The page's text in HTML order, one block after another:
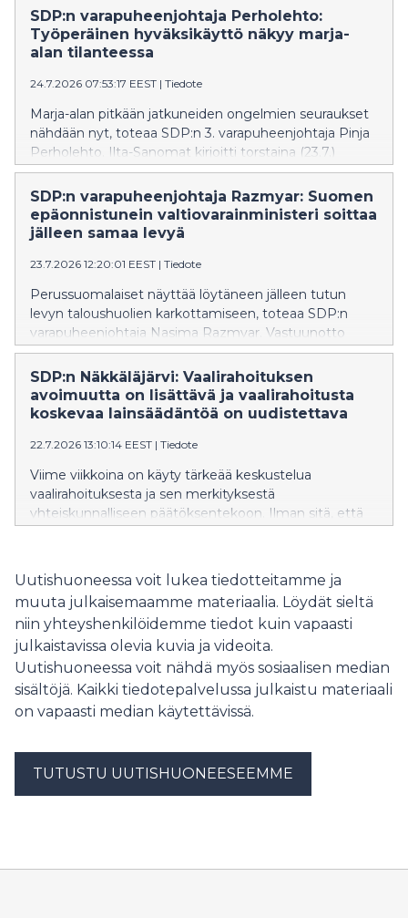
muistuttaa, että luonnonvarojen ylikulutus kiihdyttää
ilmastonmuutosta ja ilmastonmuutos puolestaan lisää
sään ääri-ilmiöitä.
SDP:n varapuheenjohtaja Perholehto:
Työperäinen hyväksikäyttö näkyy marja-
alan tilanteessa
24.7.2026 07:53:17 EEST | Tiedote
Marja-alan pitkään jatkuneiden ongelmien seuraukset
nähdään nyt, toteaa SDP:n 3. varapuheenjohtaja Pinja
Perholehto. Ilta-Sanomat kirjoitti torstaina (23.7.)
marja-alan vaikeuksista saada marjanpoimijoita.
SDP:n varapuheenjohtaja Razmyar: Suomen
epäonnistunein valtiovarainministeri soittaa
jälleen samaa levyä
23.7.2026 12:20:01 EEST | Tiedote
Perussuomalaiset näyttää löytäneen jälleen tutun
levyn taloushuolien karkottamiseen, toteaa SDP:n
varapuheenjohtaja Nasima Razmyar. Vastuunotto
heikosta taloustilanteesta jää
valtiovarainministeripuolueella vähäisemmäksi.
SDP:n Näkkäläjärvi: Vaalirahoituksen
avoimuutta on lisättävä ja vaalirahoitusta
koskevaa lainsäädäntöä on uudistettava
22.7.2026 13:10:14 EEST | Tiedote
Viime viikkoina on käyty tärkeää keskustelua
vaalirahoituksesta ja sen merkityksestä
yhteiskunnalliseen päätöksentekoon. Ilman sitä, että
käydä. Valitettavasti vaalirahoitus on julkista vain
ilmoitusvelvollisten ehdokkaiden osalta ja
Valtiontalouden tarkastusviraston mukaan
eduskuntavaaleissa 2023 jopa 56 % tukisuorituksista jäi
hämärän peittoon. Johtopäätös tästä on selkeä.
Vaalirahoituksen avoimuutta on lisättävä merkittävästi.
Onko Orpon hallitus valmis siihen vai tyydytäänkö
nykytilaan, jossa vaalirahoituksesta valtaosa jää piiloon?
SDP:n puoluesihteeri Mikkel Näkkäläjärvi kysyy.
Uutishuoneessa voit lukea tiedotteitamme ja
muuta julkaisemaamme materiaalia. Löydät sieltä
niin yhteyshenkilöidemme tiedot kuin vapaasti
julkaistavissa olevia kuvia ja videoita.
Uutishuoneessa voit nähdä myös sosiaalisen median
sisältöjä. Kaikki tiedotepalvelussa julkaistu materiaali
on vapaasti median käytettävissä.
TUTUSTU UUTISHUONEESEEMME